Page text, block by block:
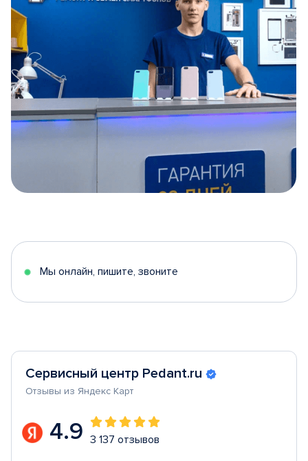
5
Мы онлайн, пишите, звоните
Сервисный центр Pedant.ru
Отзывы из Яндекс Карт
4.9 3 137 отзывов